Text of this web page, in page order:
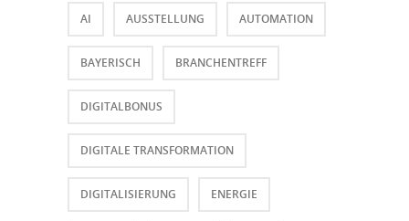
AI AUSSTELLUNG AUTOMATION
BAYERISCH BRANCHENTREFF
DIGITALBONUS
DIGITALE TRANSFORMATION
DIGITALISIERUNG ENERGIE